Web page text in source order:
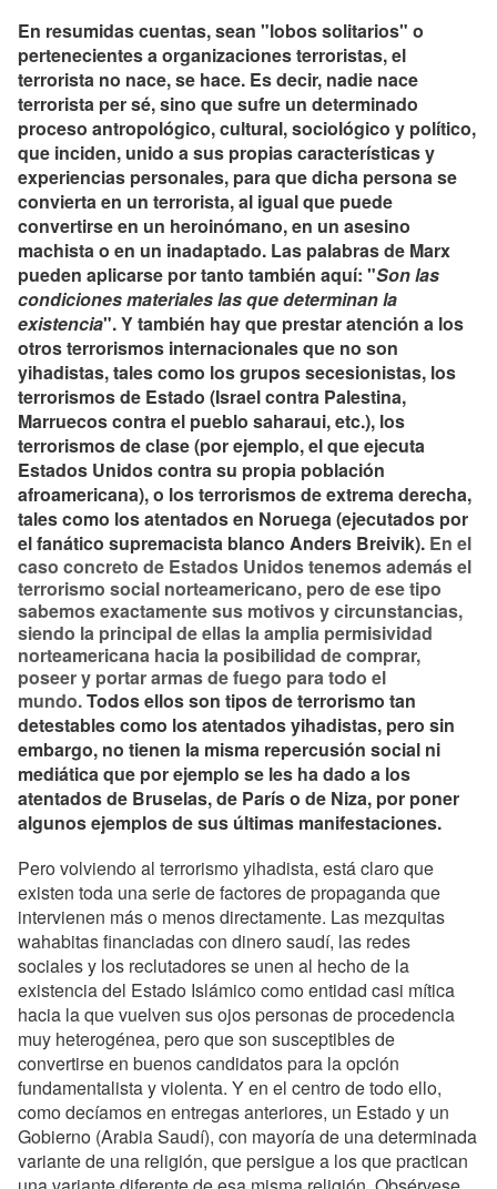
En resumidas cuentas, sean "lobos solitarios" o
pertenecientes a organizaciones terroristas, el
terrorista no nace, se hace. Es decir, nadie nace
terrorista per sé, sino que sufre un determinado
proceso antropológico, cultural, sociológico y político,
que inciden, unido a sus propias características y
experiencias personales, para que dicha persona se
convierta en un terrorista, al igual que puede
convertirse en un heroinómano, en un asesino
machista o en un inadaptado. Las palabras de Marx
pueden aplicarse por tanto también aquí: "Son las
condiciones materiales las que determinan la
existencia". Y también hay que prestar atención a los
otros terrorismos internacionales que no son
yihadistas, tales como los grupos secesionistas, los
terrorismos de Estado (Israel contra Palestina,
Marruecos contra el pueblo saharaui, etc.), los
terrorismos de clase (por ejemplo, el que ejecuta
Estados Unidos contra su propia población
afroamericana), o los terrorismos de extrema derecha,
tales como los atentados en Noruega (ejecutados por
el fanático supremacista blanco Anders Breivik). En el
caso concreto de Estados Unidos tenemos además el
terrorismo social norteamericano, pero de ese tipo
sabemos exactamente sus motivos y circunstancias,
siendo la principal de ellas la amplia permisividad
norteamericana hacia la posibilidad de comprar,
poseer y portar armas de fuego para todo el
mundo.Todos ellos son tipos de terrorismo tan
detestables como los atentados yihadistas, pero sin
embargo, no tienen la misma repercusión social ni
mediática que por ejemplo se les ha dado a los
atentados de Bruselas, de París o de Niza, por poner
algunos ejemplos de sus últimas manifestaciones.
Pero volviendo al terrorismo yihadista, está claro que
existen toda una serie de factores de propaganda que
intervienen más o menos directamente. Las mezquitas
wahabitas financiadas con dinero saudí, las redes
sociales y los reclutadores se unen al hecho de la
existencia del Estado Islámico como entidad casi mítica
hacia la que vuelven sus ojos personas de procedencia
muy heterogénea, pero que son susceptibles de
convertirse en buenos candidatos para la opción
fundamentalista y violenta. Y en el centro de todo ello,
como decíamos en entregas anteriores, un Estado y un
Gobierno (Arabia Saudí), con mayoría de una determinada
variante de una religión, que persigue a los que practican